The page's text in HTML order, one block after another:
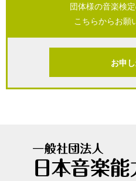
団体様の音楽検
こちらからお願
お申